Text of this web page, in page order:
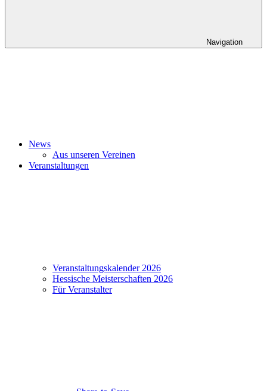
Navigation
News
Aus unseren Vereinen
Veranstaltungen
Veranstaltungskalender 2026
Hessische Meisterschaften 2026
Für Veranstalter